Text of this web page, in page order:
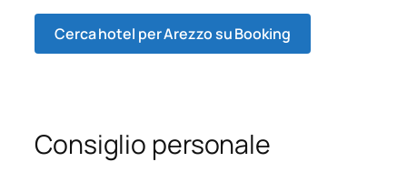
Cerca hotel per Arezzo su Booking
Consiglio personale